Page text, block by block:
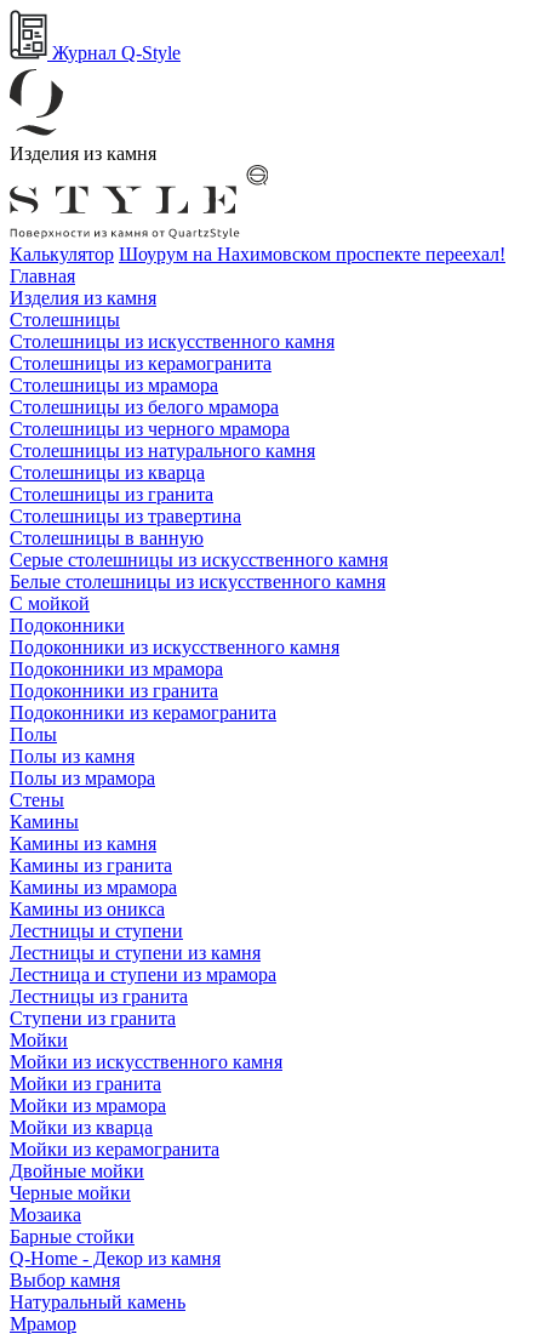
Журнал Q-Style
Изделия из камня
Калькулятор Шоурум на Нахимовском проспекте переехал!
Главная
Изделия из камня
Столешницы
Столешницы из искусственного камня
Столешницы из керамогранита
Столешницы из мрамора
Столешницы из белого мрамора
Столешницы из черного мрамора
Столешницы из натурального камня
Столешницы из кварца
Столешницы из гранита
Столешницы из травертина
Столешницы в ванную
Серые столешницы из искусственного камня
Белые столешницы из искусственного камня
С мойкой
Подоконники
Подоконники из искусственного камня
Подоконники из мрамора
Подоконники из гранита
Подоконники из керамогранита
Полы
Полы из камня
Полы из мрамора
Стены
Камины
Камины из камня
Камины из гранита
Камины из мрамора
Камины из оникса
Лестницы и ступени
Лестницы и ступени из камня
Лестница и ступени из мрамора
Лестницы из гранита
Ступени из гранита
Мойки
Мойки из искусственного камня
Мойки из гранита
Мойки из мрамора
Мойки из кварца
Мойки из керамогранита
Двойные мойки
Черные мойки
Мозаика
Барные стойки
Q-Home - Декор из камня
Выбор камня
Натуральный камень
Мрамор